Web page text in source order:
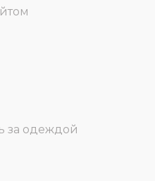
за одеждой